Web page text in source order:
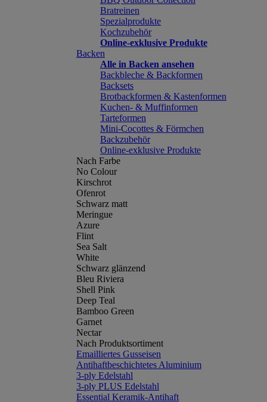
Bratreinen
Spezialprodukte
Kochzubehör
Online-exklusive Produkte
Backen
Alle in Backen ansehen
Backbleche & Backformen
Backsets
Brotbackformen & Kastenformen
Kuchen- & Muffinformen
Tarteformen
Mini-Cocottes & Förmchen
Backzubehör
Online-exklusive Produkte
Nach Farbe
No Colour
Kirschrot
Ofenrot
Schwarz matt
Meringue
Azure
Flint
Sea Salt
White
Schwarz glänzend
Bleu Riviera
Shell Pink
Deep Teal
Bamboo Green
Garnet
Nectar
Nach Produktsortiment
Emailliertes Gusseisen
Antihaftbeschichtetes Aluminium
3-ply Edelstahl
3-ply PLUS Edelstahl
Essential Keramik-Antihaft